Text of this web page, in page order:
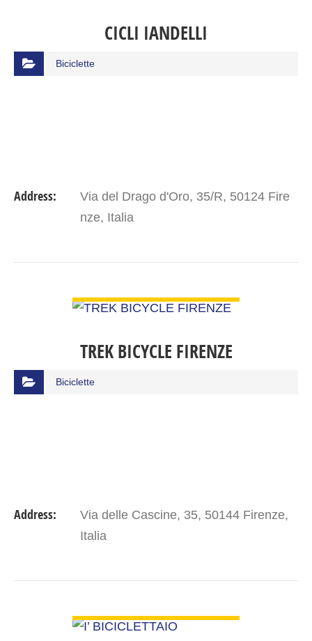
CICLI IANDELLI
Biciclette
Address:
Via del Drago d'Oro, 35/R, 50124 Fire
nze, Italia
TREK BICYCLE FIRENZE
Biciclette
Address:
Via delle Cascine, 35, 50144 Firenze,
Italia